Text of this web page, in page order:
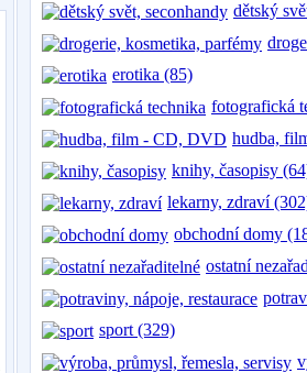
dětský
erotika (85)
fotografická
hudba,
knihy, časopisy
lekarny, zdraví
obchodní domy
ostatní
sport (329)